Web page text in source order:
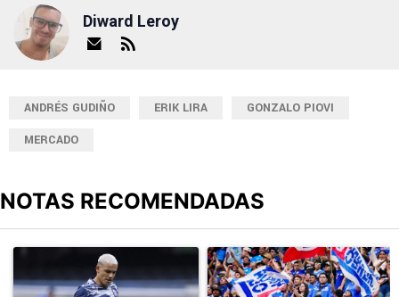
Diward Leroy
ANDRÉS GUDIÑO ERIK LIRA
GONZALO PIOVI
MERCADO
NOTAS RECOMENDADAS
Un artículo de tendencia con el título "Revelan un detalle clave
Un artículo de tendencia con el